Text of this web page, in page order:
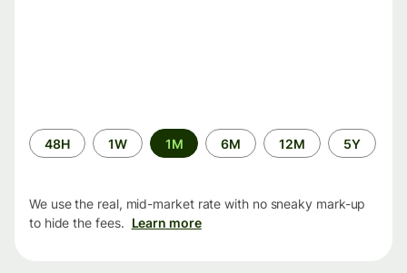
Time
period
48H 1W 1M 6M 12M 5Y
We use the real, mid-market rate with no sneaky mark-up
to hide the fees. Learn more